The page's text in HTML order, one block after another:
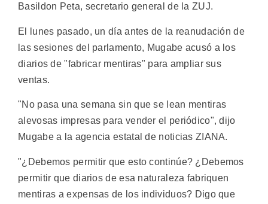
Basildon Peta, secretario general de la ZUJ.
El lunes pasado, un día antes de la reanudación de
las sesiones del parlamento, Mugabe acusó a los
diarios de "fabricar mentiras" para ampliar sus
ventas.
"No pasa una semana sin que se lean mentiras
alevosas impresas para vender el periódico", dijo
Mugabe a la agencia estatal de noticias ZIANA.
"¿Debemos permitir que esto continúe? ¿Debemos
permitir que diarios de esa naturaleza fabriquen
mentiras a expensas de los individuos? Digo que